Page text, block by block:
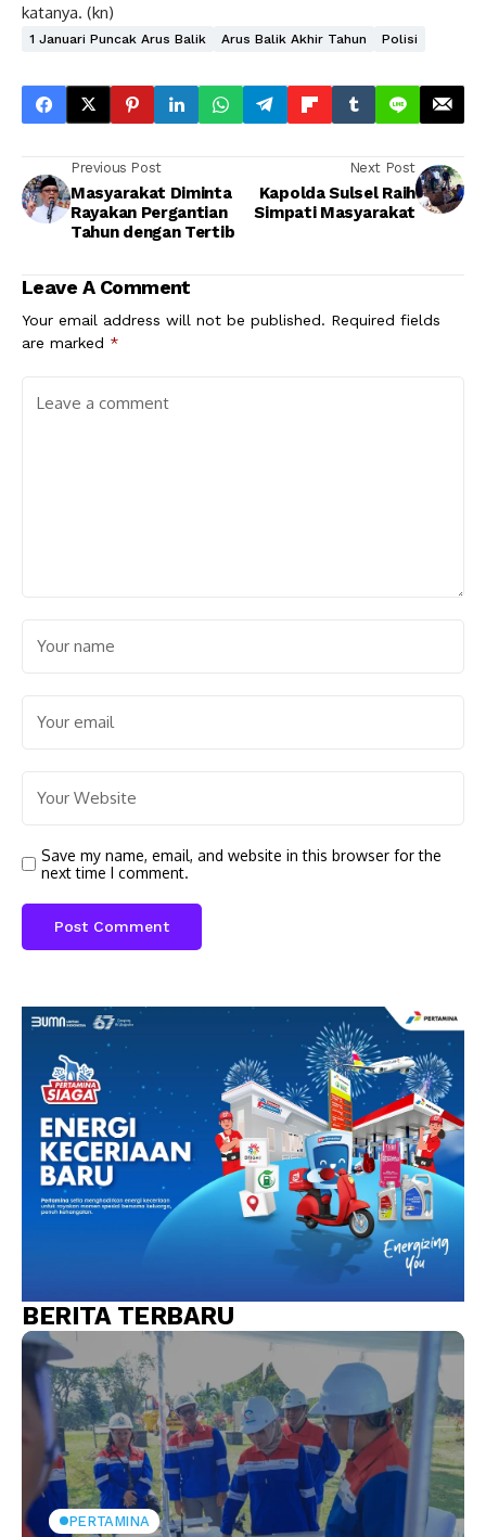
katanya. (kn)
1 Januari Puncak Arus Balik Arus Balik Akhir Tahun Polisi
Previous Post
Masyarakat Diminta
Rayakan Pergantian
Tahun dengan Tertib
Next Post
Kapolda Sulsel Raih
Simpati Masyarakat
Leave A Comment
Your email address will not be published. Required fields
are marked *
Save my name, email, and website in this browser for the
next time I comment.
BERITA TERBARU
PERTAMINA